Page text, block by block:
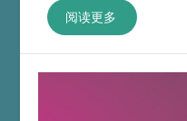
阅读更多